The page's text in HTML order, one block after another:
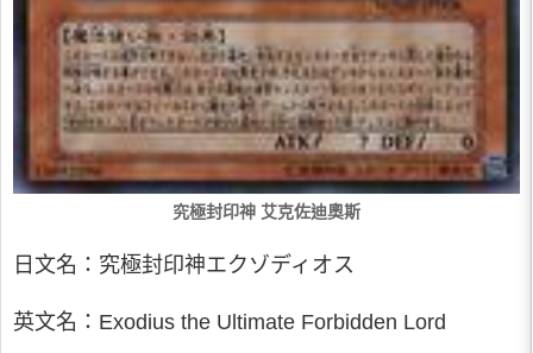
究極封印神 艾克佐迪奧斯
日文名：究極封印神エクゾディオス
英文名：Exodius the Ultimate Forbidden Lord